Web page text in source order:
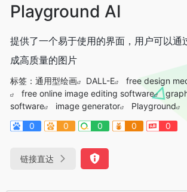
Playground AI
提供了一个易于使用的界面，用户可以通
成高质量的图片
标签： 通用型绘画 DALL-E
free design
free online image editing software
software
image generator Playground
0
0 0 0 0
链接直达